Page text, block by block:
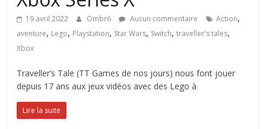
19 avril 2022 Ombr6 Aucun commentaire Action,
aventure, Lego, Playstation, Star Wars, Switch,traveller's tales,
Xbox
Traveller’s Tale (TT Games de nos jours) nous font jouer
depuis 17 ans aux jeux vidéos avec des Lego à
Lire la suite